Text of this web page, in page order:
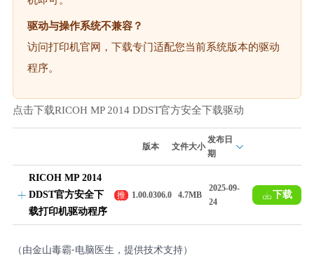
驱动与操作系统不兼容？
访问打印机官网，下载专门适配您当前系统版本的驱动
程序。
点击下载RICOH MP 2014 DDST官方安全下载驱动
版本 文件大小
发布日
期
RICOH MP 2014
DDST官方安全下
载打印机驱动程序
推
1.00.0306.0 4.7MB
2025-09-
24
下载
（由金山毒霸-电脑医生，提供技术支持）